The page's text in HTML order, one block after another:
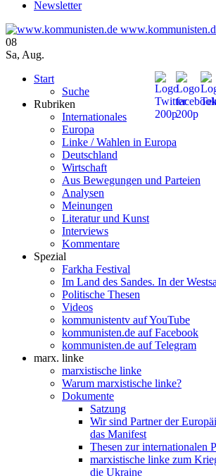
Newsletter
08
Sa, Aug.
Start
Suche
Rubriken
Internationales
Europa
Linke / Wahlen in Europa
Deutschland
Wirtschaft
Aus Bewegungen und Parteien
Analysen
Meinungen
Literatur und Kunst
Interviews
Kommentare
Spezial
Farkha Festival
Im Land des Sandes. In der
Politische Thesen
Videos
kommunistentv auf YouTube
kommunisten.de auf Facebook
kommunisten.de auf Telegram
marx. linke
marxistische linke
Warum marxistische linke?
Dokumente
Satzung
Wir sind Partner der
das Manifest
Thesen zur internationalen
marxistische linke zum
die Ukraine